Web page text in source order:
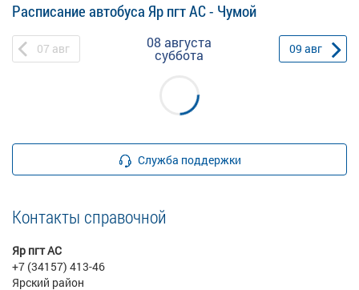
Расписание автобуса Яр пгт АС - Чумой
07 авг 08 августа
суббота 09 авг
Служба поддержки
Контакты справочной
Яр пгт АС
+7 (34157) 413-46
Ярский район